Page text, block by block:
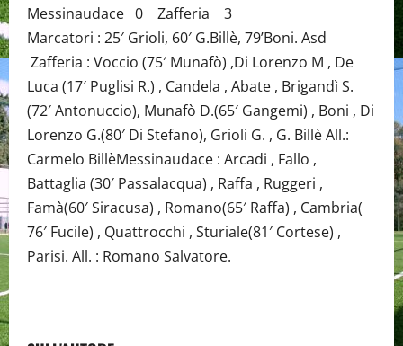
Messinaudace 0 Zafferia 3
Marcatori : 25′ Grioli, 60′ G.Billè, 79’Boni. Asd
Zafferia : Voccio (75′ Munafò) ,Di Lorenzo M , De
Luca (17′ Puglisi R.) , Candela , Abate , Brigandì S.
(72′ Antonuccio), Munafò D.(65′ Gangemi) , Boni , Di
Lorenzo G.(80′ Di Stefano), Grioli G. , G. Billè All.:
Carmelo BillèMessinaudace : Arcadi , Fallo ,
Battaglia (30′ Passalacqua) , Raffa , Ruggeri ,
Famà(60′ Siracusa) , Romano(65′ Raffa) , Cambria(
76′ Fucile) , Quattrocchi , Sturiale(81′ Cortese) ,
Parisi. All. : Romano Salvatore.